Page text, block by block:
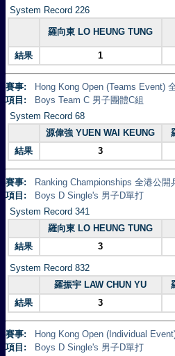
System Record 226
羅向東 LO HEUNG TUNG
結果
1
賽事:
Hong Kong Open (Teams Event)
項目:
Boys Team C 男子團體C組
System Record 68
源偉強 YUEN WAI KEUNG
結果
3
賽事:
Ranking Championships 全港公
項目:
Boys D Single's 男子D單打
System Record 341
羅向東 LO HEUNG TUNG
結果
3
System Record 832
羅振宇 LAW CHUN YU
結果
3
賽事:
Hong Kong Open (Individual
項目:
Boys D Single's 男子D單打